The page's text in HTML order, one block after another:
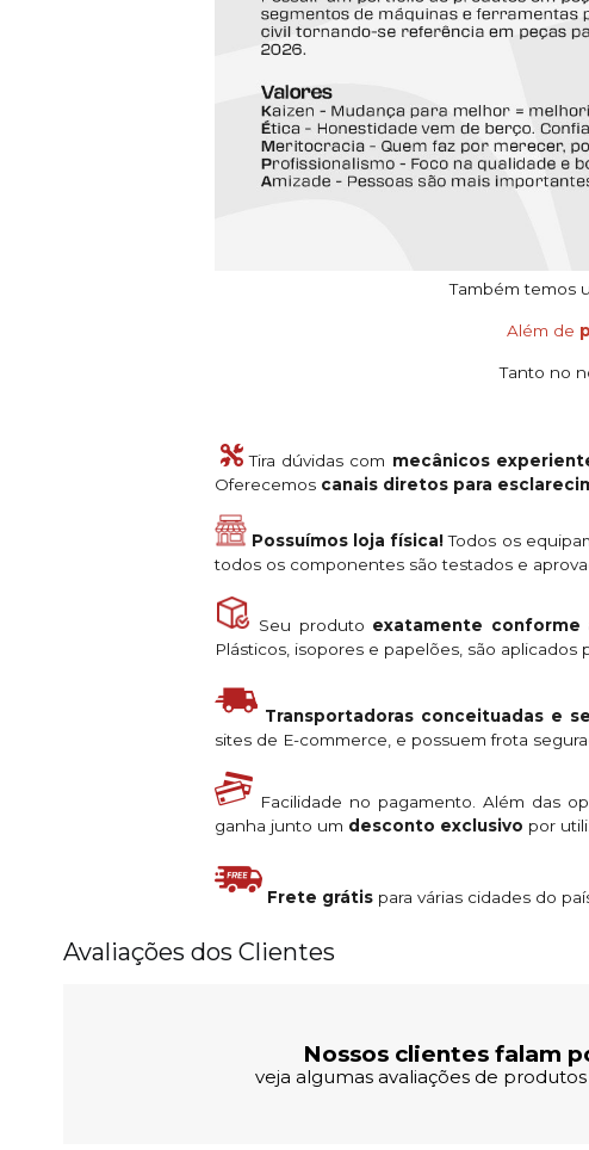
Também temos
Além de
Tanto no
Tira dúvidas com mecânicos
Oferecemos canais diretos para
Possuímos loja física!Todos os
todos os componentes são testados e
Seu produto exatamente conforme
Plásticos, isopores e papelões, são
Transportadoras conceituadas e
sites de E-commerce, e possuem frota
Facilidade no pagamento. Além das
ganha junto um desconto exclusivo por
Frete grátis para várias cidades do
Avaliações dos Clientes
Nossos clientes falam
veja algumas avaliações de produtos